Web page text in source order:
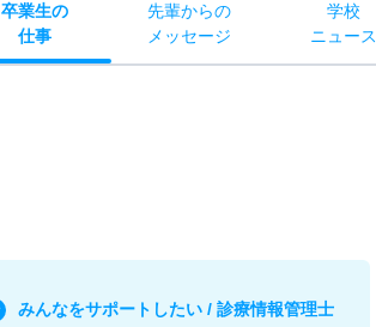
卒業生の
仕事
先輩からの
メッセージ
学校
ニュース
みんなをサポートしたい / 診療情報管理士